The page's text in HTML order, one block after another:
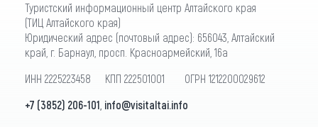
Туристский информационный центр Алтайского края
(ТИЦ Алтайского края)
Юридический адрес (почтовый адрес): 656043, Алтайский
край, г. Барнаул, просп. Красноармейский, 16а
ИНН 2225223458 КПП 222501001 ОГРН 1212200029612
+7 (3852) 206-101 info@visitaltai.info